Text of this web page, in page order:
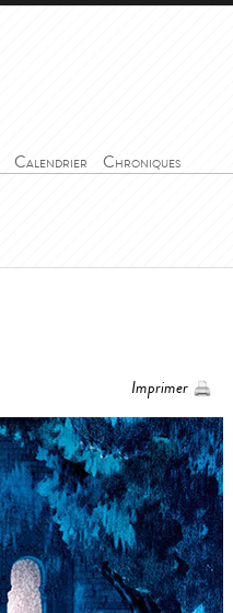
Calendrier Chroniques
Imprimer